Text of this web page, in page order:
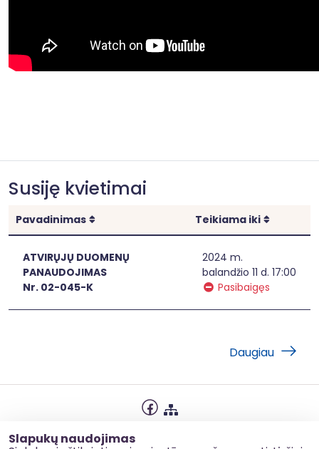
Slapukų naudojimas
Susiję kvietimai
Pavadinimas Rikiuoti Teikiama iki Rikiuoti
ATVIRŲJŲ DUOMENŲ
PANAUDOJIMAS
Nr. 02-045-K
2024 m.
balandžio 11 d. 17:00
Pasibaigęs
Daugiau